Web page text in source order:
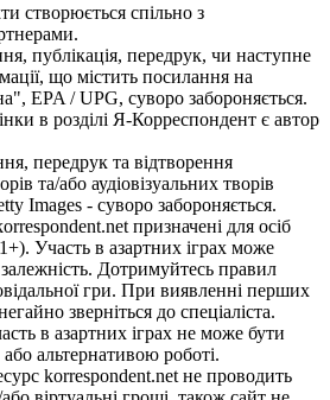
створюється спільно з
публікація, передрук, чи наступне
що містить посилання на
EPA / UPG, суворо забороняється.
в розділі Я-Корреспондент є автор
передрук та відтворення
та/або аудіовізуальних творів
Images - суворо забороняється.
призначені для осіб
Участь в азартних іграх може
Дотримуйтесь правил
гри. При виявленні перших
зверніться до спеціаліста.
в азартних іграх не може бути
альтернативою роботі.
korrespondent.net не проводить